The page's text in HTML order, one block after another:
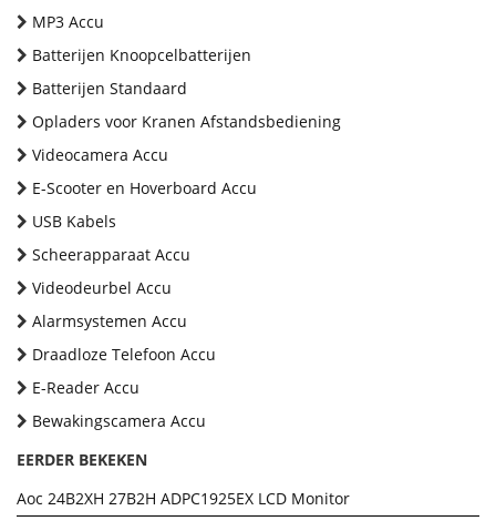
MP3 Accu
Batterijen Knoopcelbatterijen
Batterijen Standaard
Opladers voor Kranen Afstandsbediening
Videocamera Accu
E-Scooter en Hoverboard Accu
USB Kabels
Scheerapparaat Accu
Videodeurbel Accu
Alarmsystemen Accu
Draadloze Telefoon Accu
E-Reader Accu
Bewakingscamera Accu
EERDER BEKEKEN
Aoc 24B2XH 27B2H ADPC1925EX LCD Monitor